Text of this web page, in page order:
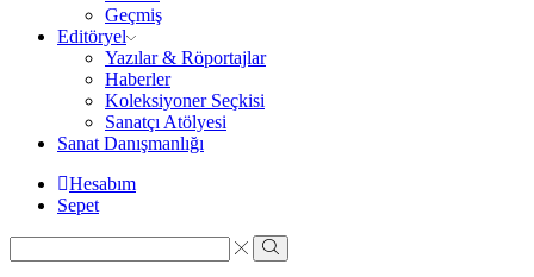
Geçmiş
Editöryel
Yazılar & Röportajlar
Haberler
Koleksiyoner Seçkisi
Sanatçı Atölyesi
Sanat Danışmanlığı
Hesabım
Sepet
Search
input
Search